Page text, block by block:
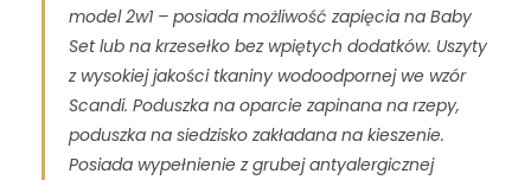
model 2w1 – posiada możliwość zapięcia na Baby
Set lub na krzesełko bez wpiętych dodatków. Uszyty
z wysokiej jakości tkaniny wodoodpornej we wzór
Scandi. Poduszka na oparcie zapinana na rzepy,
poduszka na siedzisko zakładana na kieszenie.
Posiada wypełnienie z grubej antyalergicznej